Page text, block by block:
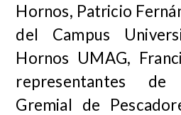
Hornos, Patricio
del Campus
Hornos UMAG,
representantes
Gremial de